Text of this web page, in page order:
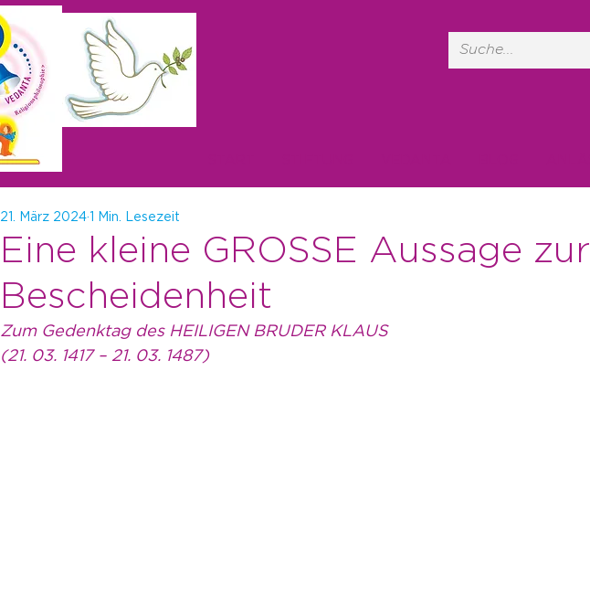
Eine kleine GROSSE Aussage zur
Bescheidenheit
21. März 2024 1 Min. Lesezeit
Zum Gedenktag des HEILIGEN BRUDER KLAUS
(21. 03. 1417 – 21. 03. 1487)